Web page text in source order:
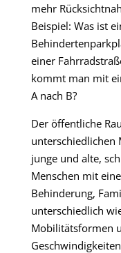
mehr
Beispiel: Was ist
einer
kommt man mit
A nach B?
Der öffentliche
unterschiedlichen
junge und alte,
Menschen mit
Behinderung,
unterschiedlich
Mobilitätsformen